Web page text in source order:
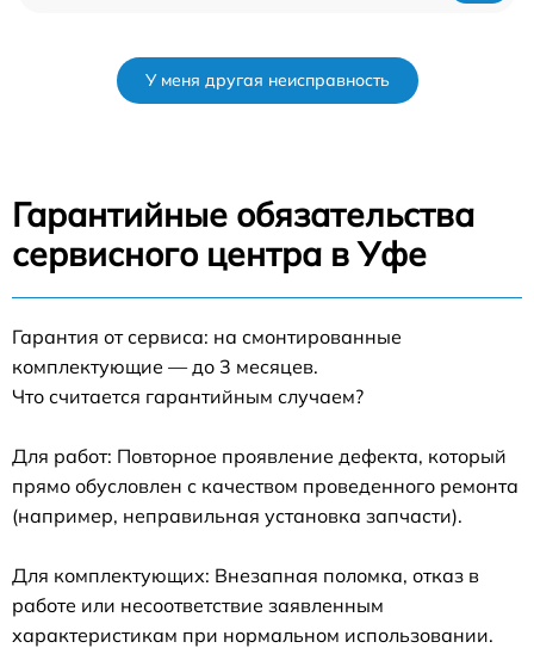
У меня другая неисправность
Гарантийные обязательства
сервисного центра в Уфе
Гарантия от сервиса: на смонтированные
комплектующие — до 3 месяцев.
Что считается гарантийным случаем?
Для работ: Повторное проявление дефекта, который
прямо обусловлен с качеством проведенного ремонта
(например, неправильная установка запчасти).
Для комплектующих: Внезапная поломка, отказ в
работе или несоответствие заявленным
характеристикам при нормальном использовании.